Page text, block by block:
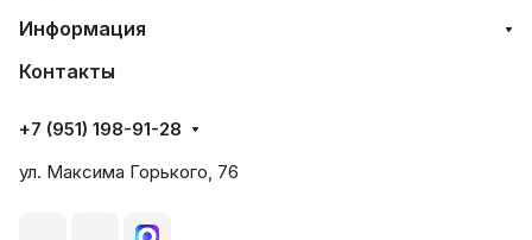
Информация
Контакты
+7 (951) 198-91-28
ул. Максима Горького, 76